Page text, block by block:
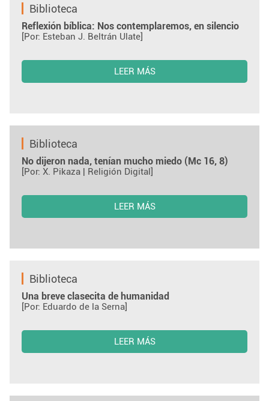
Biblioteca
Reflexión bíblica: Nos contemplaremos, en silencio
[Por: Esteban J. Beltrán Ulate]
LEER MÁS
Biblioteca
No dijeron nada, tenían mucho miedo (Mc 16, 8)
[Por: X. Pikaza | Religión Digital]
LEER MÁS
Biblioteca
Una breve clasecita de humanidad
[Por: Eduardo de la Serna]
LEER MÁS